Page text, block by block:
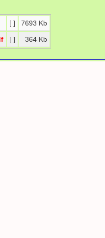
[ ] 7693 Kb
[ ] 364 Kb